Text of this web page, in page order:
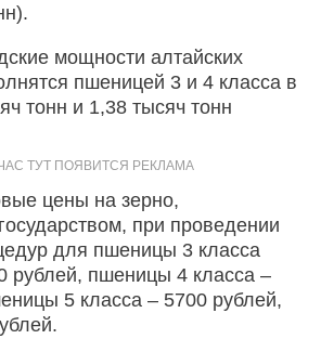
мощности алтайских
пшеницей 3 и 4 класса в
тонн и 1,38 тысяч тонн
цены на зерно,
при проведении
для пшеницы 3 класса
рублей, пшеницы 4 класса –
5 класса – 5700 рублей,